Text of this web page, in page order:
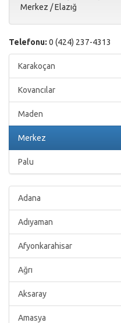
Merkez /Elazığ
Telefonu: 0 (424) 237-4313
Karakoçan
Kovancılar
Maden
Merkez
Palu
Adana
Adıyaman
Afyonkarahisar
Ağrı
Aksaray
Amasya